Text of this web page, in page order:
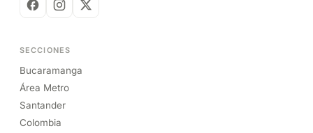
SECCIONES
Bucaramanga
Área Metro
Santander
Colombia